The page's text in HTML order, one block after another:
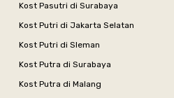
Kost Pasutri di Surabaya
Kost Putri di Jakarta Selatan
Kost Putri di Sleman
Kost Putra di Surabaya
Kost Putra di Malang